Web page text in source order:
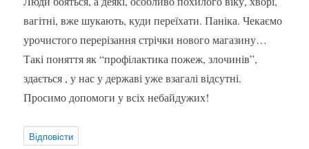
вагітні, вже шукають, куди переїхати. Паніка. Чекаємо
урочистого перерізання стрічки нового магазину…
Такі поняття як “профілактика пожеж, злочинів”,
здається , у нас у державі уже взагалі відсутні.
Просимо допомоги у всіх небайдужих!
Відповіcти